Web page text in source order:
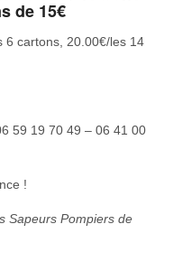
de 15€
6 cartons, 20.00€/les 14
59 19 70 49 – 06 41 00
!
Sapeurs Pompiers de